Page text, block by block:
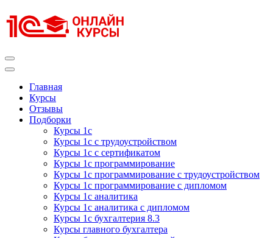
к
содержимому
Главная
Курсы
Отзывы
Подборки
Курсы 1с
Курсы 1с с трудоустройством
Курсы 1с с сертификатом
Курсы 1с программирование
Курсы 1с программирование с трудоустройством
Курсы 1с программирование с дипломом
Курсы 1с аналитика
Курсы 1с аналитика с дипломом
Курсы 1с бухгалтерия 8.3
Курсы главного бухгалтера